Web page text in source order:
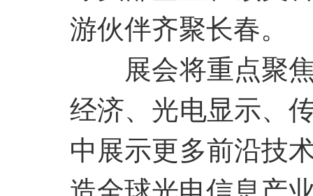
游伙伴齐聚长春。
展会将重点聚
经济、光电显示、
中展示更多前沿技